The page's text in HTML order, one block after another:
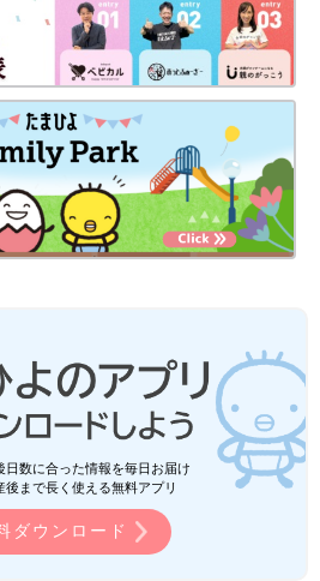
日数に合った情報を毎日お届け
後まで長く使える無料アプリ
ダウンロード